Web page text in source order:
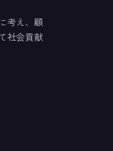
考え、顧
社会貢献